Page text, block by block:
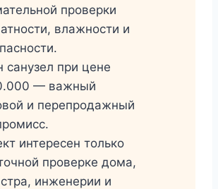
проверки
влажности и
санузел при цене
— важный
и перепродажный
интересен только
проверке дома,
инженерии и